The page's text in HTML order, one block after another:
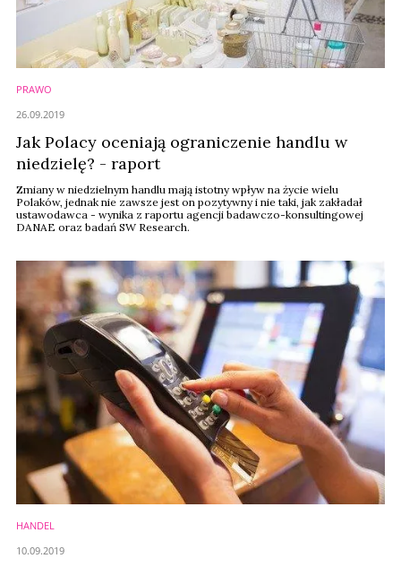
PRAWO
Jak Polacy oceniają ograniczenie handlu w
niedzielę? - raport
Zmiany w niedzielnym handlu mają istotny wpływ na życie wielu
Polaków, jednak nie zawsze jest on pozytywny i nie taki, jak zakładał
ustawodawca - wynika z raportu agencji badawczo-konsultingowej
DANAE oraz badań SW Research.
26.09.2019
HANDEL
10.09.2019